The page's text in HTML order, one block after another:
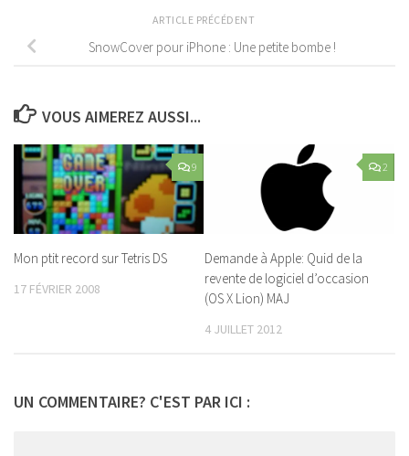
ARTICLE PRÉCÉDENT
SnowCover pour iPhone : Une petite bombe !
VOUS AIMEREZ AUSSI...
9
Mon ptit record sur Tetris DS
17 FÉVRIER 2008
2
Demande à Apple: Quid de la
revente de logiciel d’occasion
(OS X Lion) MAJ
4 JUILLET 2012
UN COMMENTAIRE? C'EST PAR ICI :